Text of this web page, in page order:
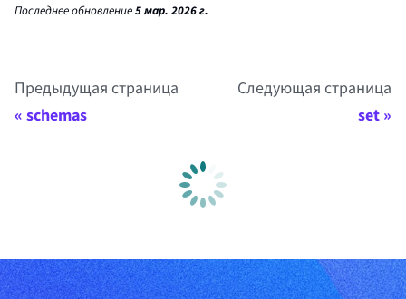
Последнее обновление5 мар. 2026 г.
Предыдущая страница
schemas
Следующая страница
set